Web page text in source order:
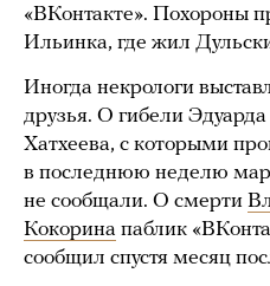
«ВКонтакте». Похороны
Ильинка, где жил
Иногда некрологи
друзья. О гибели
Хатхеева, с которыми
в последнюю неделю
не сообщали. О смерти
Кокорина паблик
сообщил спустя месяц